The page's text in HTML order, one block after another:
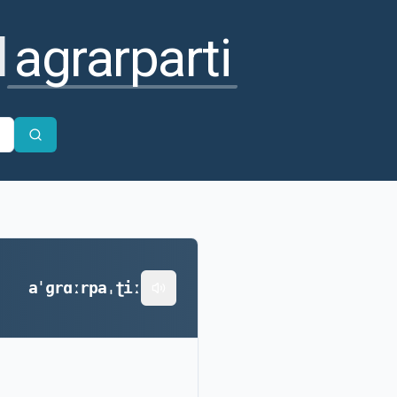
agrarparti
aˈɡrɑːrpaˌʈiː